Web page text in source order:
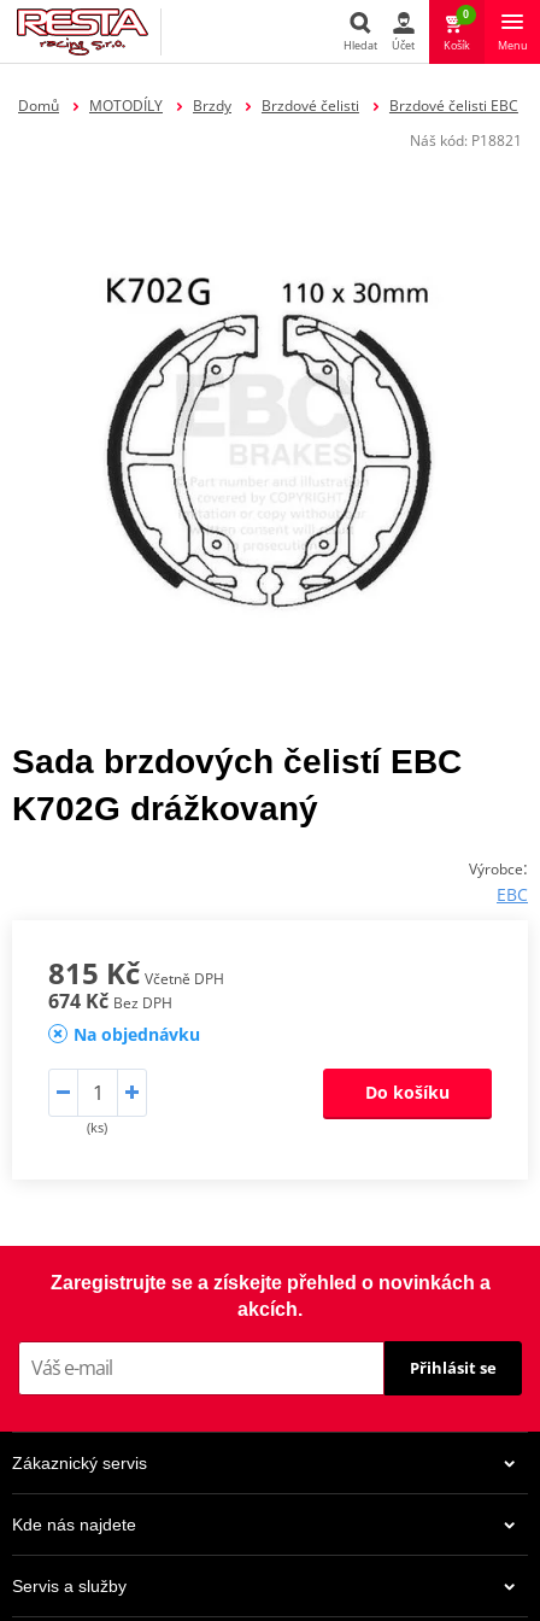
Hledat
Hledat Účet
0
Košík Menu
Domů MOTODÍLY Brzdy Brzdové čelisti
Brzdové čelisti EBC
Náš kód: P18821
Sada brzdových čelistí EBC
K702G drážkovaný
Výrobce:
EBC
815 Kč Včetně DPH
674 Kč Bez DPH
Na objednávku
(ks)
Do košíku
Zaregistrujte se a získejte přehled o novinkách a
akcích.
Přihlásit se
Zákaznický servis
Kde nás najdete
Servis a služby